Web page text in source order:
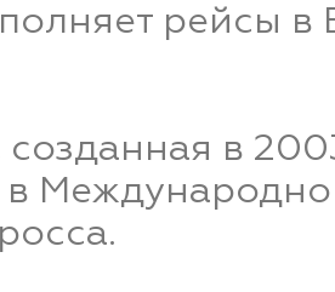
рейсы в
в